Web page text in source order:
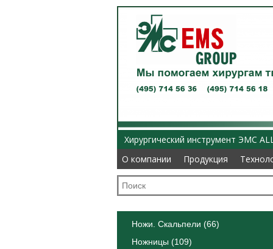
Хирургический инструмент ЭМС
О компании
Продукция
О компании
Продукция
Ножи. Скальпели (66)
Ножницы (109)